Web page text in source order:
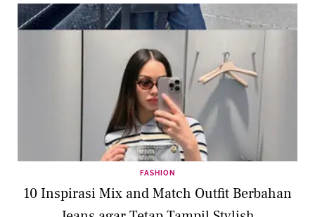
FASHION
10 Inspirasi Mix and Match Outfit Berbahan